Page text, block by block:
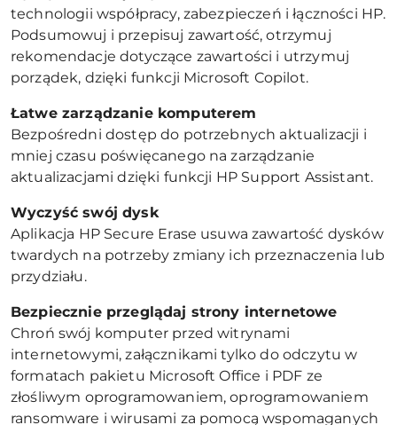
technologii współpracy, zabezpieczeń i łączności HP.
Podsumowuj i przepisuj zawartość, otrzymuj
rekomendacje dotyczące zawartości i utrzymuj
porządek, dzięki funkcji Microsoft Copilot.
Łatwe zarządzanie komputerem
Bezpośredni dostęp do potrzebnych aktualizacji i
mniej czasu poświęcanego na zarządzanie
aktualizacjami dzięki funkcji HP Support Assistant.
Wyczyść swój dysk
Aplikacja HP Secure Erase usuwa zawartość dysków
twardych na potrzeby zmiany ich przeznaczenia lub
przydziału.
Bezpiecznie przeglądaj strony internetowe
Chroń swój komputer przed witrynami
internetowymi, załącznikami tylko do odczytu w
formatach pakietu Microsoft Office i PDF ze
złośliwym oprogramowaniem, oprogramowaniem
ransomware i wirusami za pomocą wspomaganych